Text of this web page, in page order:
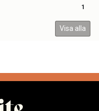
1
Visa alla